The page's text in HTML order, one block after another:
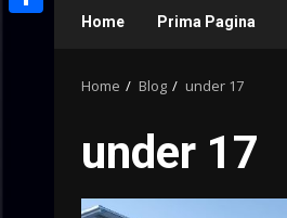
Home Prima Pagina
Home Blog under 17
under 17